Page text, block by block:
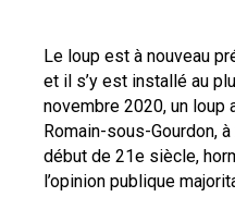
Le loup est à nouveau
et il s’y est installé au
novembre 2020, un loup
Romain-sous-Gourdon,
début de 21e siècle,
l’opinion publique